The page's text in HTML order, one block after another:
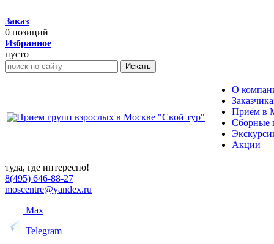
Заказ
0 позиций
Избранное
пусто
Искать
О
Приём в
Сборные
Акции
туда, где интересно!
8(495) 646-88-27
moscentre@yandex.ru
Max
Telegram